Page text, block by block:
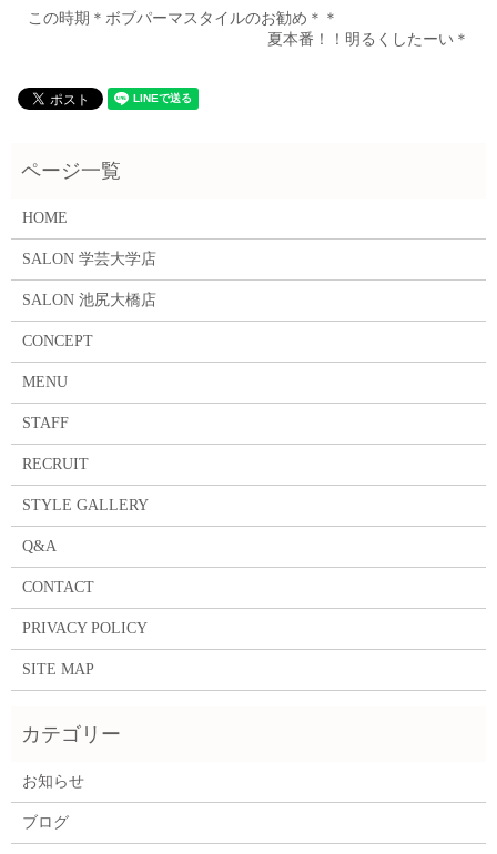
この時期＊ボブパーマスタイルのお勧め＊＊
夏本番！！明るくしたーい＊
HOME
SALON 学芸大学店
SALON 池尻大橋店
CONCEPT
MENU
STAFF
RECRUIT
STYLE GALLERY
Q&A
CONTACT
PRIVACY POLICY
SITE MAP
お知らせ
ブログ